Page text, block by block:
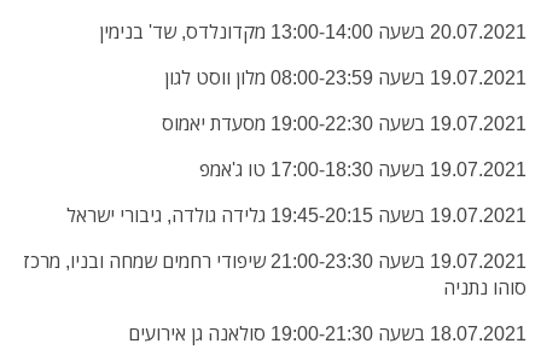
20.07.2021 בשעה 13:00-14:00 מקדונלדס, שד' בנימין
19.07.2021 בשעה 08:00-23:59 מלון ווסט לגון
19.07.2021 בשעה 19:00-22:30 מסעדת יאמוס
19.07.2021 בשעה 17:00-18:30 טו ג'אמפ
19.07.2021 בשעה 19:45-20:15 גלידה גולדה, גיבורי ישראל
19.07.2021 בשעה 21:00-23:30 שיפודי רחמים שמחה ובניו, מרכז
סוהו נתניה
18.07.2021 בשעה 19:00-21:30 סולאנה גן אירועים